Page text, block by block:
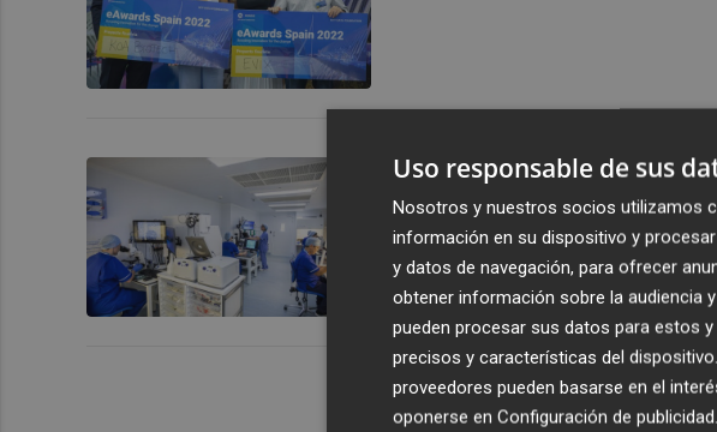
Valencia, hervidero de
inversores y
Uso responsable de sus
Nosotros y nuestros socios utilizamos
información en su dispositivo y
y datos de navegación, para ofrecer
obtener información sobre la audiencia
pueden procesar sus datos para estos
precisos y características del
proveedores pueden basarse en el
oponerse en Configuración de publicidad